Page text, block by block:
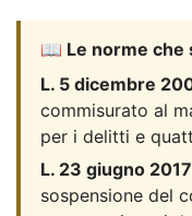
📖 Le norme che
L. 5 dicembre
commisurato al
per i delitti e
L. 23 giugno
sospensione del